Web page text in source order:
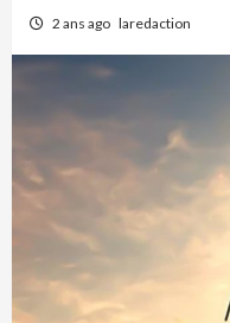
2 ans ago laredaction